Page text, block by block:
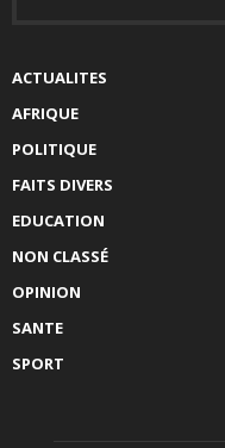
ACTUALITES
AFRIQUE
POLITIQUE
FAITS DIVERS
EDUCATION
NON CLASSÉ
OPINION
SANTE
SPORT